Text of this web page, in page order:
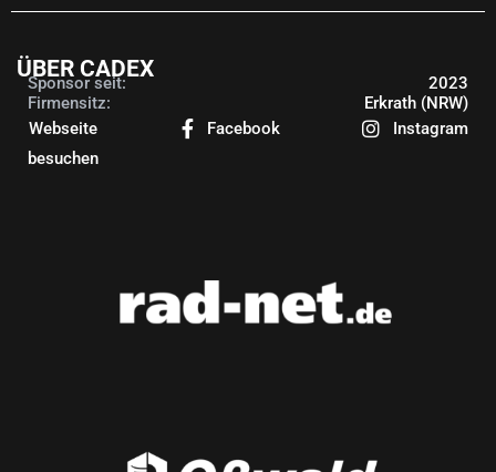
ÜBER CADEX
Sponsor seit:
2023
Firmensitz:
Erkrath (NRW)
Webseite
besuchen
Facebook Instagram